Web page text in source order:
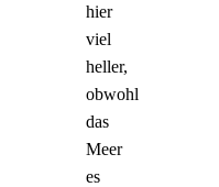
hier
viel
heller,
obwohl
das
Meer
es